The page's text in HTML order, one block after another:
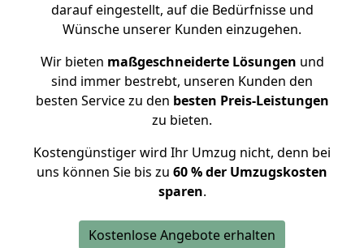
darauf eingestellt, auf die Bedürfnisse und
Wünsche unserer Kunden einzugehen.
Wir bieten maßgeschneiderte Lösungen und
sind immer bestrebt, unseren Kunden den
besten Service zu den besten Preis-Leistungen
zu bieten.
Kostengünstiger wird Ihr Umzug nicht, denn bei
uns können Sie bis zu 60 % der Umzugskosten
sparen.
Kostenlose Angebote erhalten